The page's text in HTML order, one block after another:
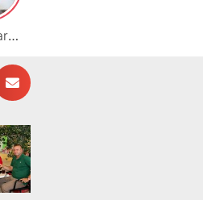
Muhtarlardan HATSO’ya Ziyaret